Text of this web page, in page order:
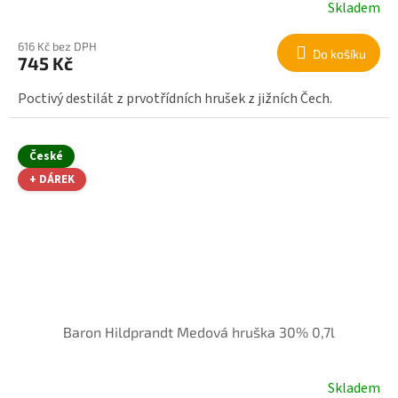
Skladem
616 Kč bez DPH
745 Kč Do košíku
Poctivý destilát z prvotřídních hrušek z jižních Čech.
České
+ DÁREK
Baron Hildprandt Medová hruška 30% 0,7l
Skladem